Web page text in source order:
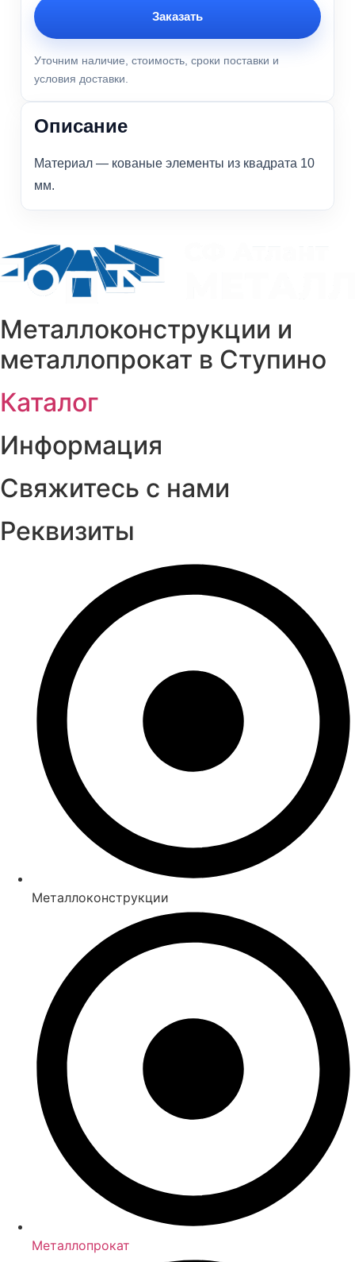
Заказать
Уточним наличие, стоимость, сроки поставки и
условия доставки.
Описание
Материал — кованые элементы из квадрата 10
мм.
Металлоконструкции и
металлопрокат в Ступино
Каталог
Информация
Свяжитесь с нами
Реквизиты
Металлоконструкции
Металлопрокат